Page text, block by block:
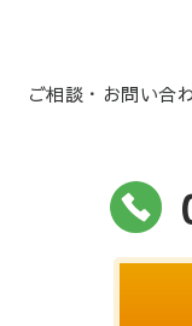
ご相談・お問い合